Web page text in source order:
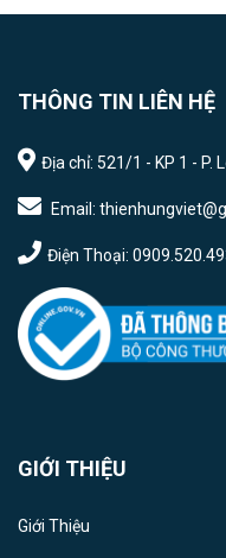
THÔNG TIN LIÊN HỆ
Địa chỉ: 521/1 - KP 1 - P.
Email:
Điện Thoại:
GIỚI THIỆU
Giới Thiệu